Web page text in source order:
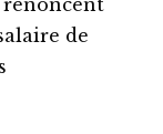
renoncent
de